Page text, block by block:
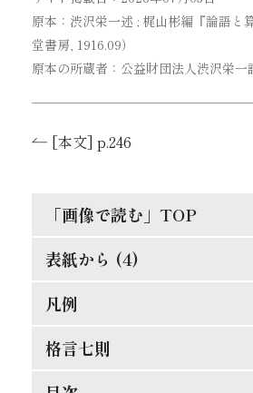
原本：渋沢栄一述 ; 梶山彬編『論語と
堂書房, 1916.09）
原本の所蔵者：公益財団法人渋沢栄一
[本文] p.246
「画像で読む」TOP
表紙から (4)
[表紙]
[表見返し]
[遊び紙]
凡例
格言七則